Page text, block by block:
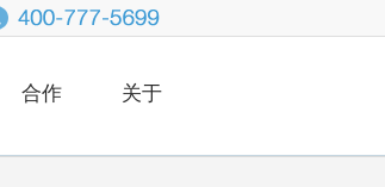
合作 关于